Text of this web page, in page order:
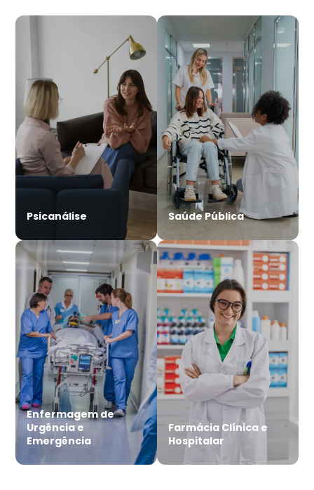
Psicanálise Saúde Pública
Enfermagem de
Urgência e
Emergência
Farmácia Clínica e
Hospitalar